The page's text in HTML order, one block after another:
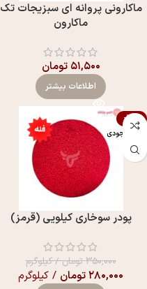
ماکارونی پروانه ای سبزیجات تک
ماکارون
۵۱,۵۰۰ تومان
اطلاعات بیشتر
-20%
اتمام موجودی
پودر سوخاری کیلویی (قرمز)
۳۵۰,۰۰۰تومان/ کیلوگرم
۲۸۰,۰۰۰تومان / کیلوگرم